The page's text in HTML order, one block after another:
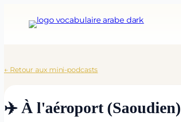
contenu
← Retour aux mini-podcasts
✈️ À l'aéroport (Saoudien)